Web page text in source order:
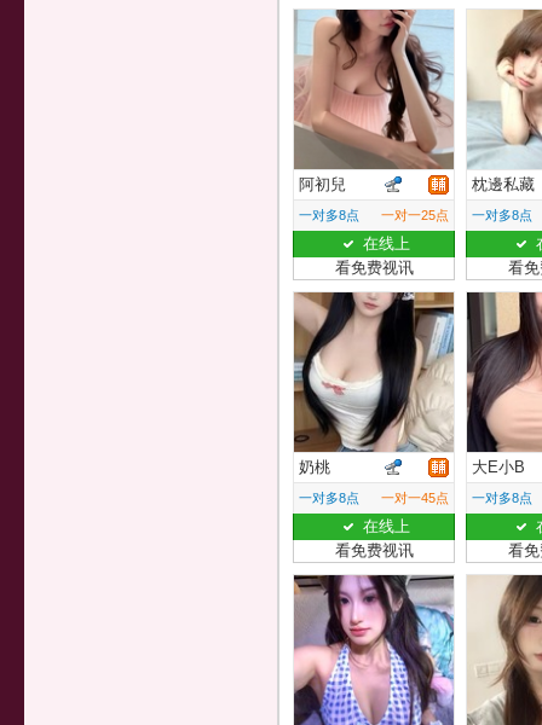
阿初兒
一对多8点 一对一25点
在线上
看免费视讯
枕邊私藏
一对多8点
看
奶桃
一对多8点 一对一45点
在线上
看免费视讯
大E小B
一对多8点
看